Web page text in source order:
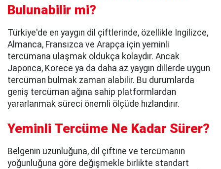
Bulunabilir mi?
Türkiye'de en yaygın dil çiftlerinde, özellikle İngilizce,
Almanca, Fransızca ve Arapça için yeminli
tercümana ulaşmak oldukça kolaydır. Ancak
Japonca, Korece ya da daha az yaygın dillerde uygun
tercüman bulmak zaman alabilir. Bu durumlarda
geniş tercüman ağına sahip platformlardan
yararlanmak süreci önemli ölçüde hızlandırır.
Yeminli Tercüme Ne Kadar Sürer?
Belgenin uzunluğuna, dil çiftine ve tercümanın
yoğunluğuna göre değişmekle birlikte standart